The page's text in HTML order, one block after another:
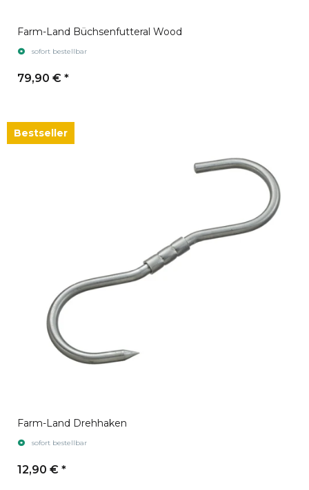
Farm-Land Büchsenfutteral Wood
sofort bestellbar
79,90 € *
Bestseller
Farm-Land Drehhaken
sofort bestellbar
12,90 € *